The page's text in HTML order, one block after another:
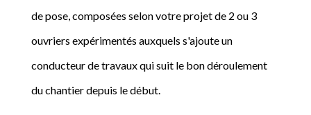
de pose, composées selon votre projet de 2 ou 3
ouvriers expérimentés auxquels s'ajoute un
conducteur de travaux qui suit le bon déroulement
du chantier depuis le début.